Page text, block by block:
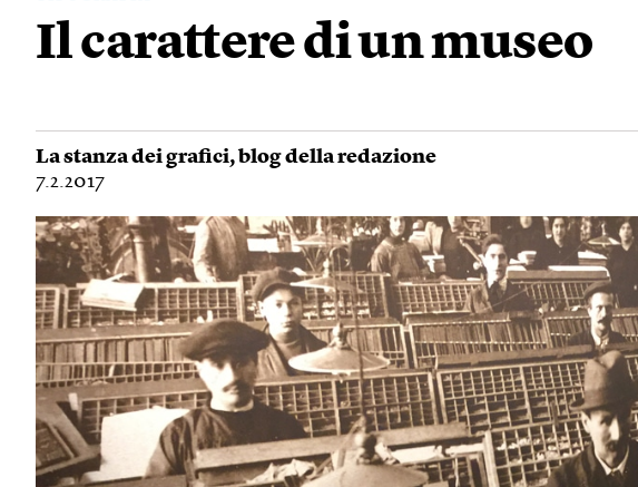
Il carattere di un museo
La stanza dei grafici, blog della redazione
7.2.2017